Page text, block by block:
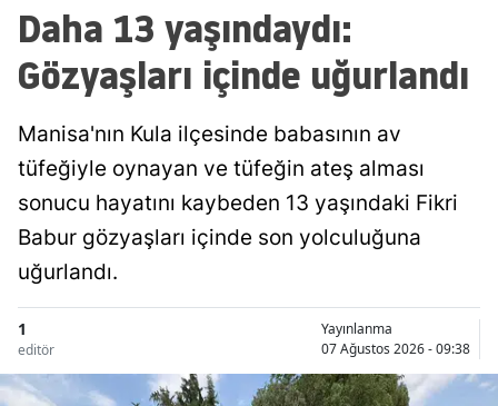
Daha 13 yaşındaydı:
Gözyaşları içinde uğurlandı
Manisa'nın Kula ilçesinde babasının av
tüfeğiyle oynayan ve tüfeğin ateş alması
sonucu hayatını kaybeden 13 yaşındaki Fikri
Babur gözyaşları içinde son yolculuğuna
uğurlandı.
1
editör
Yayınlanma
07 Ağustos 2026 - 09:38